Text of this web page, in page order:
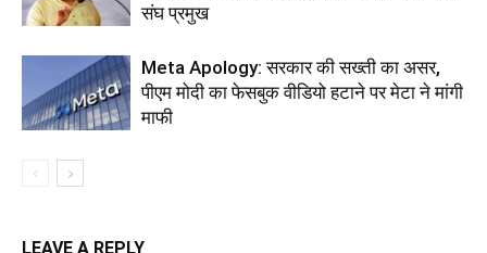
संघ प्रमुख
Meta Apology: सरकार की सख्ती का असर,
पीएम मोदी का फेसबुक वीडियो हटाने पर मेटा ने मांगी
माफी
LEAVE A REPLY